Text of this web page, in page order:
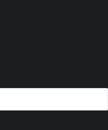
med hög
och en
Druvorna
i vineriet, där minsta
och blivit tät, faten
för bästa